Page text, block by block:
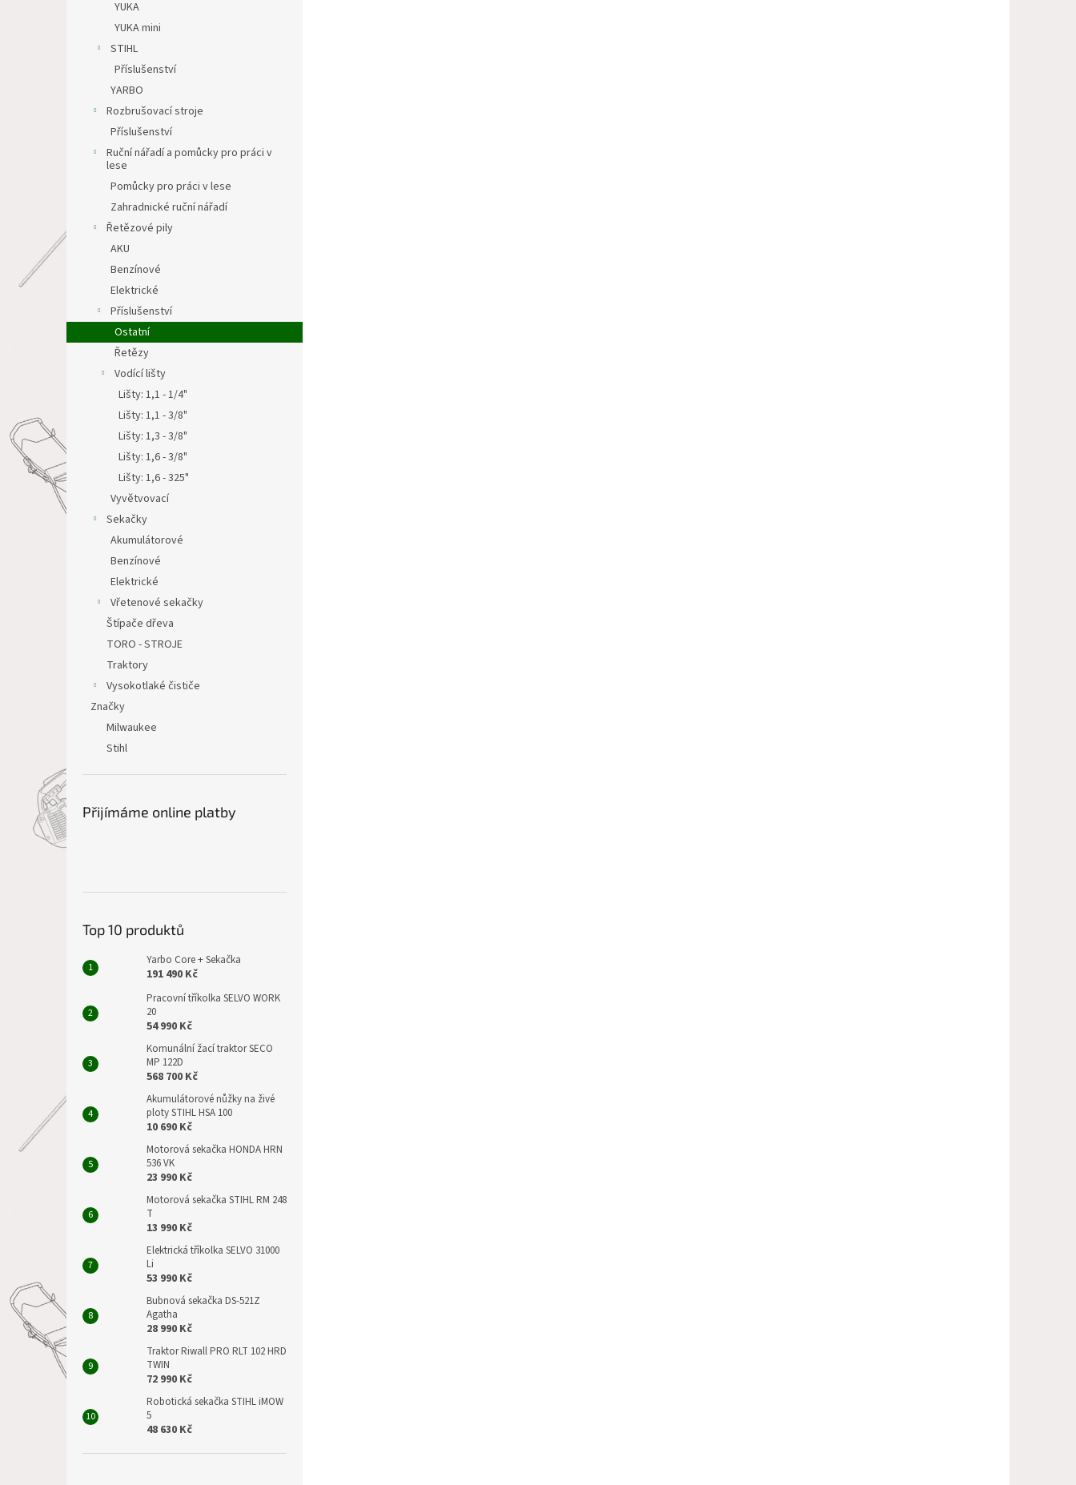
YUKA
YUKA mini
STIHL
Příslušenství
YARBO
Rozbrušovací stroje
Příslušenství
Ruční nářadí a pomůcky pro práci v
lese
Pomůcky pro práci v lese
Zahradnické ruční nářadí
Řetězové pily
AKU
Benzínové
Elektrické
Příslušenství
Ostatní
Řetězy
Vodící lišty
Lišty: 1,1 - 1/4"
Lišty: 1,1 - 3/8"
Lišty: 1,3 - 3/8"
Lišty: 1,6 - 3/8"
Lišty: 1,6 - 325"
Vyvětvovací
Sekačky
Akumulátorové
Benzínové
Elektrické
Vřetenové sekačky
Štípače dřeva
TORO - STROJE
Traktory
Vysokotlaké čističe
Značky
Milwaukee
Stihl
Přijímáme online platby
Top 10 produktů
Yarbo Core + Sekačka
191 490 Kč
Pracovní tříkolka SELVO WORK
20
54 990 Kč
Komunální žací traktor SECO
MP 122D
568 700 Kč
Akumulátorové nůžky na živé
ploty STIHL HSA 100
10 690 Kč
Motorová sekačka HONDA HRN
536 VK
23 990 Kč
Motorová sekačka STIHL RM 248
T
13 990 Kč
Elektrická tříkolka SELVO 31000
Li
53 990 Kč
Bubnová sekačka DS-521Z
Agatha
28 990 Kč
Traktor Riwall PRO RLT 102 HRD
TWIN
72 990 Kč
Robotická sekačka STIHL iMOW
5
48 630 Kč